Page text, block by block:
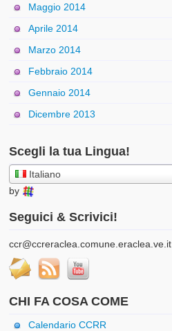
Maggio 2014
Aprile 2014
Marzo 2014
Febbraio 2014
Gennaio 2014
Dicembre 2013
Scegli la tua Lingua!
Italiano
by
Seguici & Scrivici!
ccr@ccreraclea.comune.eraclea.ve.it
CHI FA COSA COME
Calendario CCRR